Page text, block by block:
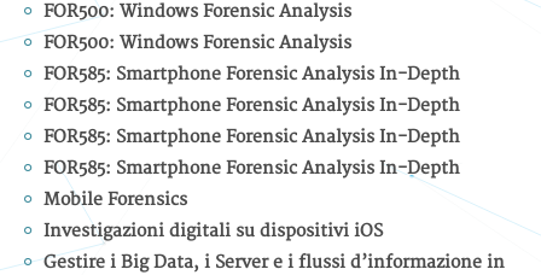
FOR500: Windows Forensic Analysis
FOR500: Windows Forensic Analysis
FOR585: Smartphone Forensic Analysis In-Depth
FOR585: Smartphone Forensic Analysis In-Depth
FOR585: Smartphone Forensic Analysis In-Depth
FOR585: Smartphone Forensic Analysis In-Depth
Mobile Forensics
Investigazioni digitali su dispositivi iOS
Gestire i Big Data, i Server e i flussi d’informazione in